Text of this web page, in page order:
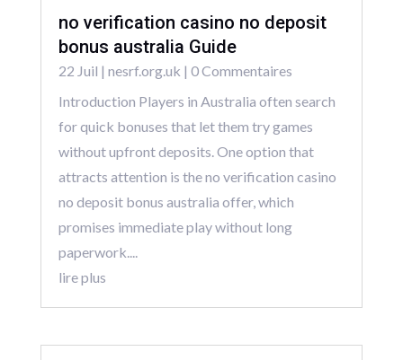
no verification casino no deposit
bonus australia Guide
22 Juil | nesrf.org.uk | 0 Commentaires
Introduction Players in Australia often search
for quick bonuses that let them try games
without upfront deposits. One option that
attracts attention is the no verification casino
no deposit bonus australia offer, which
promises immediate play without long
paperwork....
lire plus